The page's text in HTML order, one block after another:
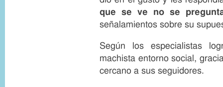
y
r
g
t
p
t
o
que se ve no se
señalamientos sobre su
Según los especialistas
machista entorno social,
cercano a sus seguidores.